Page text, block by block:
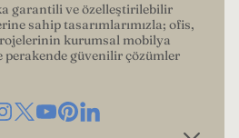
garantili ve özelleştirilebilir
sahip tasarımlarımızla; ofis,
kurumsal mobilya
perakende güvenilir çözümler